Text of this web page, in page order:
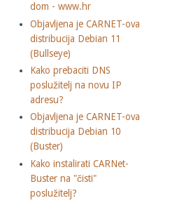
dom - www.hr
Objavljena je CARNET-ova
distribucija Debian 11
(Bullseye)
Kako prebaciti DNS
poslužitelj na novu IP
adresu?
Objavljena je CARNET-ova
distribucija Debian 10
(Buster)
Kako instalirati CARNet-
Buster na "čisti"
poslužitelj?